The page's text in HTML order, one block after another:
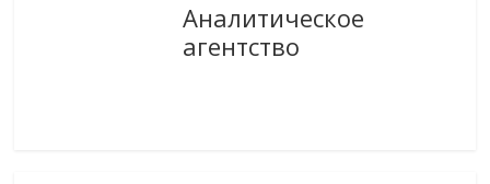
Аналитическое
агентство